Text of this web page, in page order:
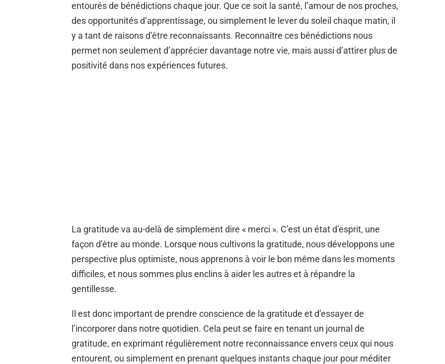
entourés de bénédictions chaque jour. Que ce soit la santé, l’amour de nos proches,
des opportunités d’apprentissage, ou simplement le lever du soleil chaque matin, il
y a tant de raisons d’être reconnaissants. Reconnaître ces bénédictions nous
permet non seulement d’apprécier davantage notre vie, mais aussi d’attirer plus de
positivité dans nos expériences futures.
La gratitude va au-delà de simplement dire « merci ». C’est un état d’esprit, une
façon d’être au monde. Lorsque nous cultivons la gratitude, nous développons une
perspective plus optimiste, nous apprenons à voir le bon même dans les moments
difficiles, et nous sommes plus enclins à aider les autres et à répandre la
gentillesse.
Il est donc important de prendre conscience de la gratitude et d’essayer de
l’incorporer dans notre quotidien. Cela peut se faire en tenant un journal de
gratitude, en exprimant régulièrement notre reconnaissance envers ceux qui nous
entourent, ou simplement en prenant quelques instants chaque jour pour méditer